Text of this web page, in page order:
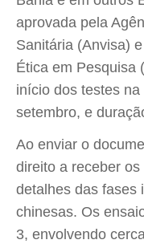
aprovada pela
Sanitária (Anvisa)
Ética em Pesquisa
início dos testes
setembro, e
Ao enviar o
direito a receber
detalhes das fases
chinesas. Os
3, envolvendo